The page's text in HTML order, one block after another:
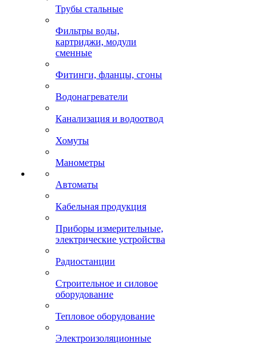
Трубы стальные
Фильтры воды,
картриджи, модули
сменные
Фитинги, фланцы, сгоны
Водонагреватели
Канализация и водоотвод
Хомуты
Манометры
Автоматы
Кабельная продукция
Приборы измерительные,
электрические устройства
Радиостанции
Строительное и силовое
оборудование
Тепловое оборудование
Электроизоляционные